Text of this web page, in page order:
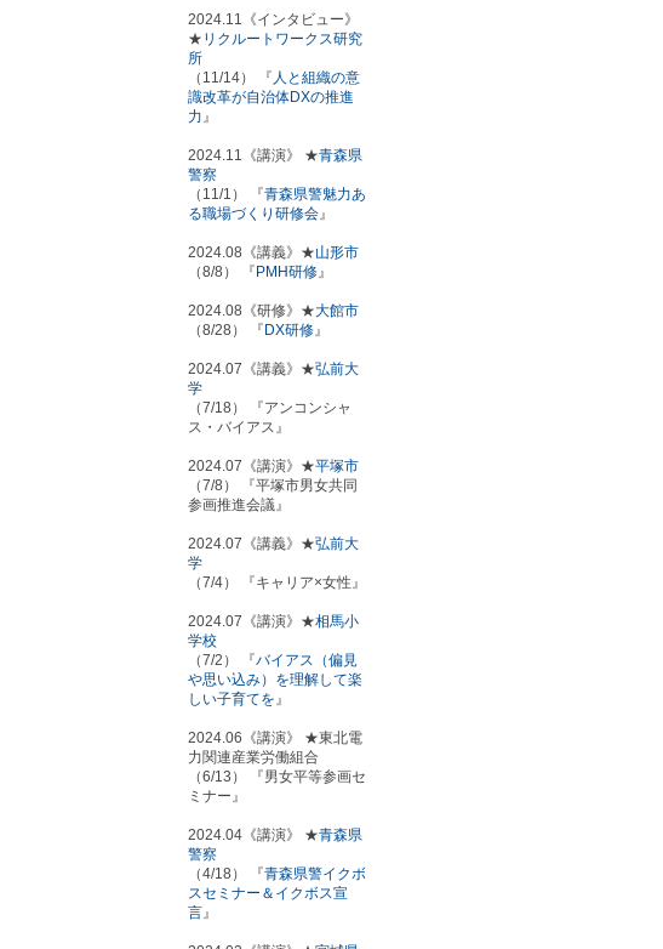
2024.11《インタビュー》
★ リクルートワークス研究
所
（11/14） 『 人と組織の意
識改革が自治体DXの推進
力 』
2024.11《講演》 ★青森県
警察
（11/1） 『青森県警魅力あ
る職場づくり研修会 』
2024.08《講義》★山形市
（8/8） 『PMH研修 』
2024.08《研修》★大館市
（8/28） 『DX研修 』
2024.07《講義》★弘前大
学
（7/18） 『アンコンシャ
ス・バイアス』
2024.07《講演》★平塚市
（7/8） 『平塚市男女共同
参画推進会議』
2024.07《講義》★弘前大
学
（7/4） 『キャリア×女性』
2024.07《講演》★相馬小
学校
（7/2） 『バイアス（偏見
や思い込み）を理解して楽
しい子育てを 』
2024.06《講演》 ★東北電
力関連産業労働組合
（6/13） 『男女平等参画セ
ミナー』
2024.04《講演》 ★青森県
警察
（4/18） 『青森県警イクボ
スセミナー＆イクボス宣
言 』